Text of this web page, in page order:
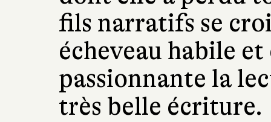
fils narratifs se
écheveau habile
passionnante la
très belle écriture.